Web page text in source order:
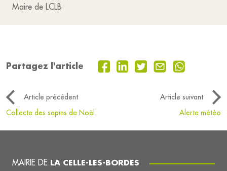
Maire de LCLB
Partagez l'article
Article précédent
Article suivant
Collecte des sapins de Noël
Alerte météo
MAIRIE DE LA CELLE-LES-BORDES